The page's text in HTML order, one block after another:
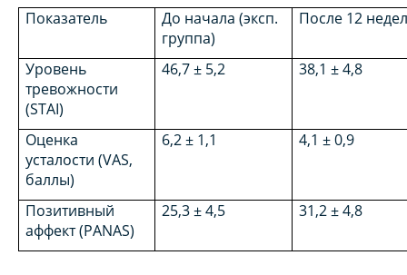
Показатель
До начала (эксп.
группа)
После 12
Уровень
тревожности
(STAI)
46,7 ± 5,2 38,1 ± 4,8
Оценка
усталости (VAS,
баллы)
6,2 ± 1,1 4,1 ± 0,9
Позитивный
аффект (PANAS)
25,3 ± 4,5 31,2 ± 4,8